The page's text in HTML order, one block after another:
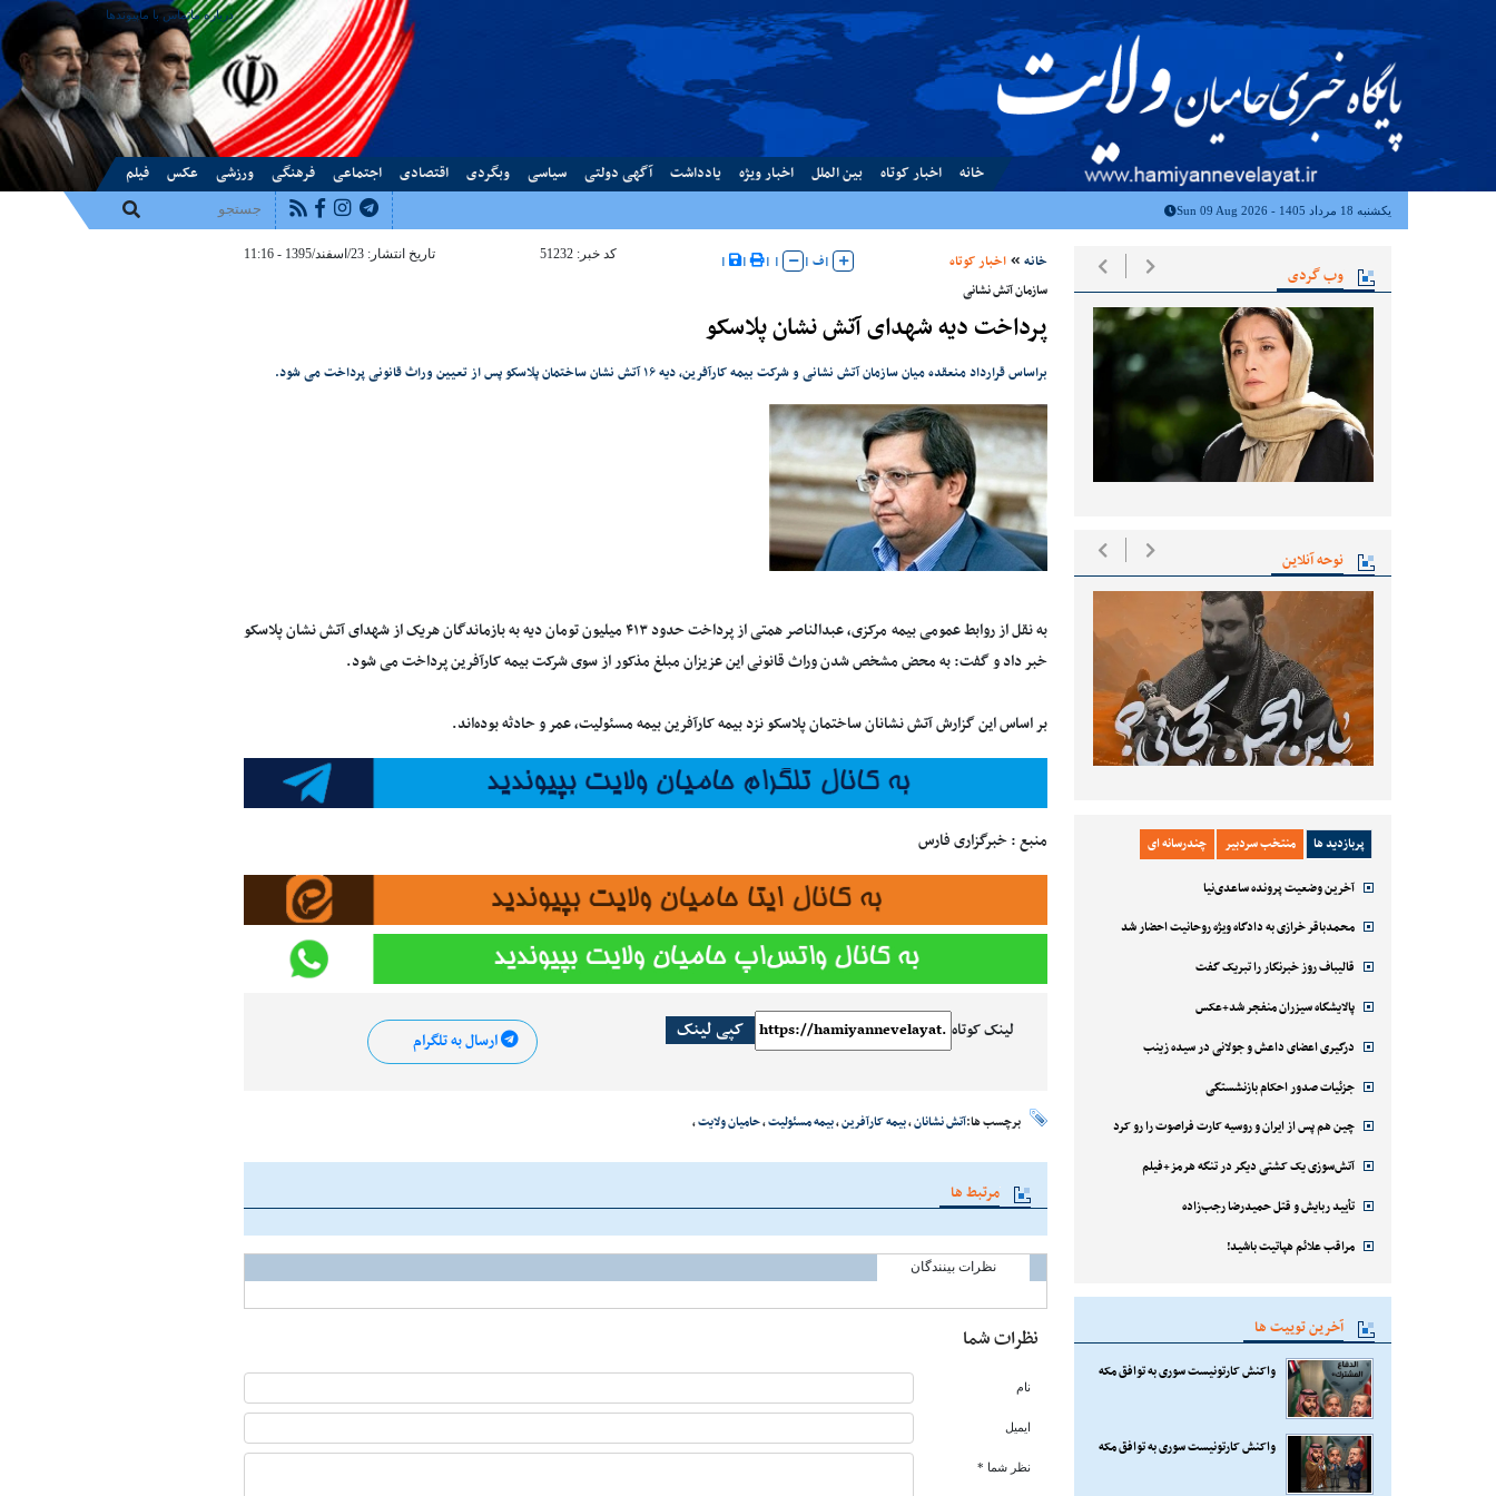
درباره ماتماس با ماپیوندها
خانه اخبار کوتاه بین الملل اخبار ویژه یادداشت آگهی دولتی سیاسی وبگردی اقتصادی اجتماعی فرهنگی ورزشی عکس فیلم
یکشنبه 18 مرداد 1405 - Sun 09 Aug 2026
وب گردی
نوحه آنلاین
پربازدید ها منتخب سردبیر چندرسانه ای
آخرین وضعیت پرونده ساعدی‌نیا
محمدباقر خرازی به دادگاه ویژه روحانیت احضار شد
قالیباف روز خبرنگار را تبریک گفت
پالایشگاه سیزران منفجر شد+عکس
درگیری اعضای داعش و جولانی در سیده زینب
جزئیات صدور احکام بازنشستگی
چین هم پس از ایران و روسیه کارت فراصوت را رو کرد
آتش‌سوزی یک کشتی دیگر در تنگه هرمز+فیلم
تأیید ربایش و قتل حمیدرضا رجب‌زاده
مراقب علائم هپاتیت باشید!
آخرین توییت ها
واکنش کارتونیست سوری به توافق مکه
واکنش کارتونیست سوری به توافق مکه
خانه اخبار کوتاه |ف|
|
|
|
| کد خبر: 51232 تاریخ انتشار: 23/اسفند/1395 - 11:16
سازمان آتش نشانی
پرداخت دیه شهدای آتش نشان پلاسکو
براساس قرارداد منعقده میان سازمان آتش نشانی و شرکت بیمه کارآفرین، دیه ۱۶ آتش نشان ساختمان پلاسکو پس از تعیین وراث قانونی پرداخت می شود.
به نقل از روابط عمومی بیمه مرکزی، عبدالناصر همتی از پرداخت حدود ۴۱۳ میلیون تومان دیه به بازماندگان هریک از شهدای آتش نشان پلاسکو
خبر داد و گفت: به محض مشخص شدن وراث قانونی این عزیزان مبلغ مذکور از سوی شرکت بیمه کارآفرین پرداخت می شود.
بر اساس این گزارش آتش نشانان ساختمان پلاسکو نزد بیمه کارآفرین بیمه مسئولیت، عمر و حادثه بوده‌اند.
منبع : خبرگزاری فارس
لینک کوتاه کپی لینک ارسال به تلگرام
برچسب ها:آتش نشانان،بیمه کارآفرین،بیمه مسئولیت،حامیان ولایت،
مرتبط ها
نظرات بینندگان
نظرات شما
نام
ایمیل
نظر شما *